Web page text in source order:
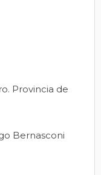
Provincia de
Bernasconi